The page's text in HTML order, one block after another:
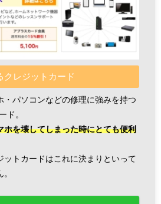
クレジットカード
・パソコンなどの修理に強みを持つ
ド。
ホを壊してしまった時にとても便利
ットカードはこれに決まりといって